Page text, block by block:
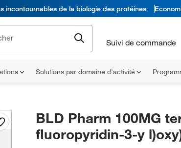
incontournables de la biologie des protéines
Suivi de commande
Solutions par domaine d'activité
BLD Pharm 100MG
fluoropyridin-3-y